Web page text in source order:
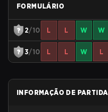
FORMULÁRIO
2/10 L L W W
3/10 L L W L
INFORMAÇÃO DE PARTIDA